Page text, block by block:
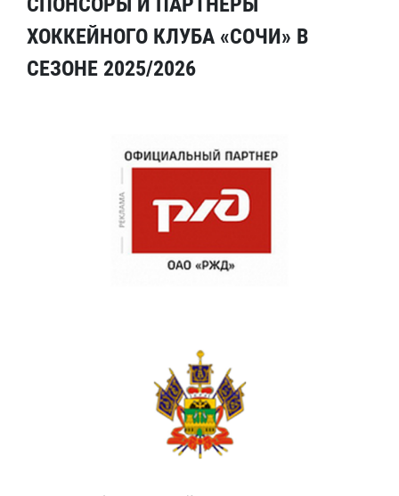
ХОККЕЙНОГО КЛУБА «СОЧИ» В
СЕЗОНЕ 2025/2026